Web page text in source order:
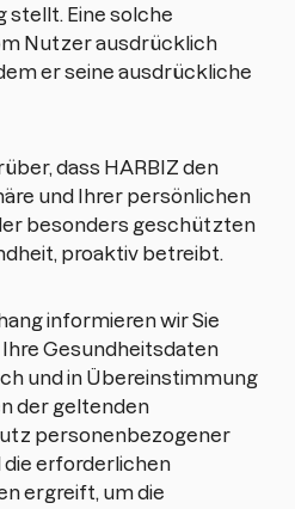
stellt. Eine solche
Nutzer ausdrücklich
er seine ausdrückliche
dass HARBIZ den
und Ihrer persönlichen
besonders geschützten
proaktiv betreibt.
informieren wir Sie
Gesundheitsdaten
und in Übereinstimmung
der geltenden
personenbezogener
erforderlichen
ergreift, um die